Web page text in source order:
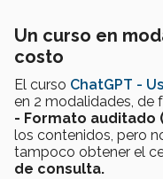
Un curso en
costo
El curso ChatGPT -
en 2 modalidades, de
- Formato auditado
los contenidos, pero
tampoco obtener el
de consulta.